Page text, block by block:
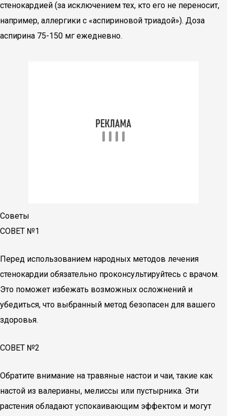
стенокардией (за исключением тех, кто его не переносит,
например, аллергики с «аспириновой триадой»). Доза
аспирина 75-150 мг ежедневно.
Советы
СОВЕТ №1
Перед использованием народных методов лечения
стенокардии обязательно проконсультируйтесь с врачом.
Это поможет избежать возможных осложнений и
убедиться, что выбранный метод безопасен для вашего
здоровья.
СОВЕТ №2
Обратите внимание на травяные настои и чаи, такие как
настой из валерианы, мелиссы или пустырника. Эти
растения обладают успокаивающим эффектом и могут